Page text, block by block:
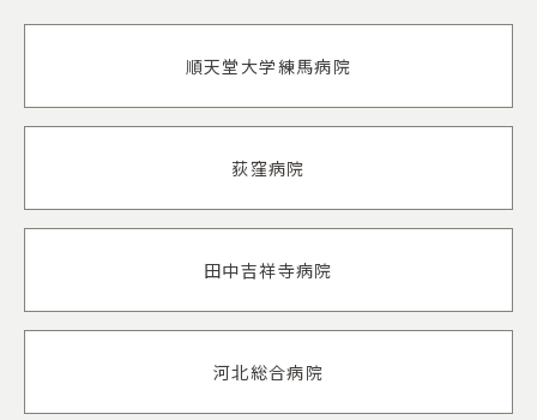
順天堂大学練馬病院
荻窪病院
田中吉祥寺病院
河北総合病院